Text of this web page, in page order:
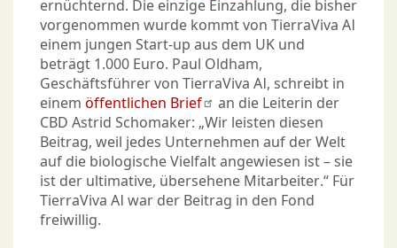
ernüchternd. Die einzige Einzahlung, die bisher
vorgenommen wurde kommt von TierraViva AI
einem jungen Start-up aus dem UK und
beträgt 1.000 Euro. Paul Oldham,
Geschäftsführer von TierraViva AI, schreibt in
einem öffentlichen Brief
an die Leiterin der
CBD Astrid Schomaker: „Wir leisten diesen
Beitrag, weil jedes Unternehmen auf der Welt
auf die biologische Vielfalt angewiesen ist – sie
ist der ultimative, übersehene Mitarbeiter.“ Für
TierraViva AI war der Beitrag in den Fond
freiwillig.